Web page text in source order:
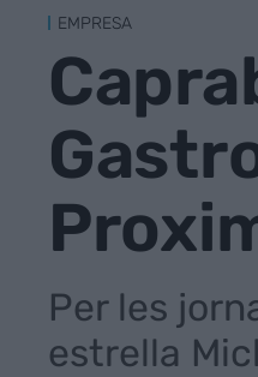
EMPRESA
Per les
estrella